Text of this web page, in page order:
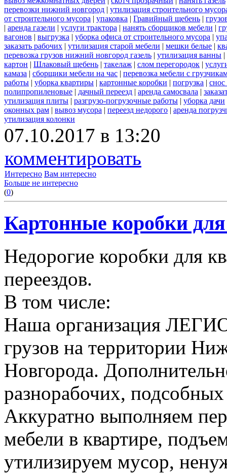
перевозки нижний новгород | утилизация строительного
от строительного мусора | упаковка | Гравийный щебень |
| аренда газели | услуги трактора | нанять сборщиков мебели |
вагонов | выгрузка | уборка офиса от строительного мусора |
заказать рабочих | утилизация старой мебели | мешки белые |
перевозка грузов нижний новгород газель | утилизация ванны |
картон | Шлаковый щебень | такелаж | слом перегородок |
камаза | сборщики мебели на час | перевозка мебели с
работы | уборка квартиры | картонные коробки | погрузка | снос
полипропиленовые | дачный переезд | аренда самосвала |
утилизация плиты | разгрузо-погрузочные работы | уборка дачи
оконных рам | вывоз мусора | переезд недорого | аренда
утилизация колонки
07.10.2017 в 13:20
комментировать
Интересно Вам интересно
Больше не интересно
(0)
Картонные коробки для
Недорогие коробки для
переездов.
В том числе:
Наша организация
грузов на территории
Новгорода.
разнорабочих,
Аккуратно выполняем
мебели в квартире,
утилизируем мусор,